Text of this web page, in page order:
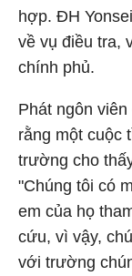
hợp. ĐH
về vụ điều tra,
chính phủ.
Phát ngôn
rằng một cuộc
trường cho
"Chúng tôi có
em của họ
cứu, vì vậy,
với trường